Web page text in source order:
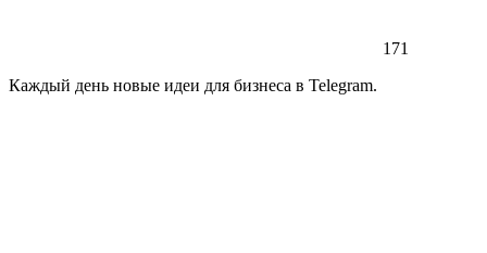
171
Каждый день новые идеи для бизнеса в Telegram.